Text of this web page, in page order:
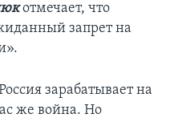
отмечает, что
запрет на
зарабатывает на
же война. Но